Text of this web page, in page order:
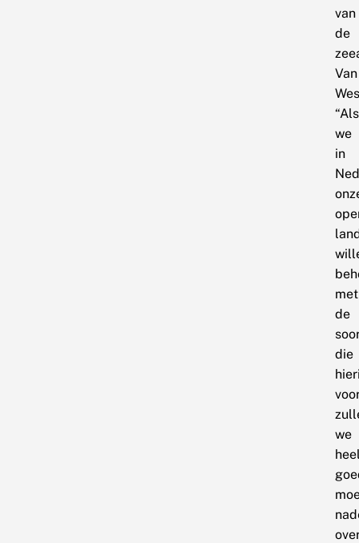
van
de
Van
“Als
we
in
met
de
die
we